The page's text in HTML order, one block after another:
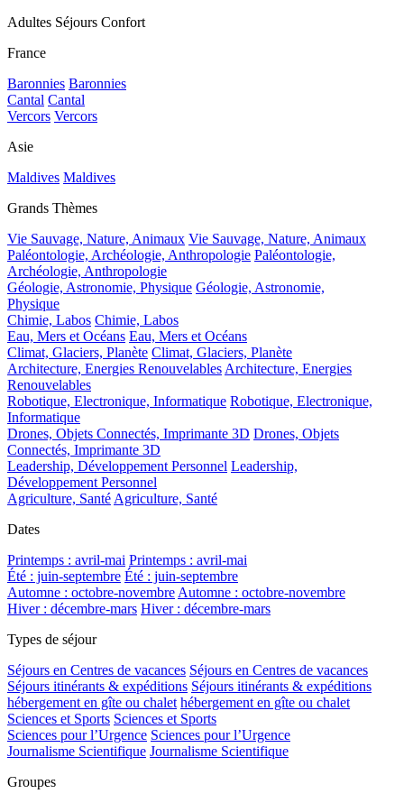
Adultes Séjours Confort
France
Baronnies Baronnies
Cantal Cantal
Vercors Vercors
Asie
Maldives Maldives
Grands Thèmes
Vie Sauvage, Nature, Animaux Vie Sauvage, Nature, Animaux
Paléontologie, Archéologie, Anthropologie Paléontologie,
Archéologie, Anthropologie
Géologie, Astronomie, Physique Géologie, Astronomie,
Physique
Chimie, Labos Chimie, Labos
Eau, Mers et Océans Eau, Mers et Océans
Climat, Glaciers, Planète Climat, Glaciers, Planète
Architecture, Energies Renouvelables Architecture, Energies
Renouvelables
Robotique, Electronique, Informatique Robotique, Electronique,
Informatique
Drones, Objets Connectés, Imprimante 3D Drones, Objets
Connectés, Imprimante 3D
Leadership, Développement Personnel Leadership,
Développement Personnel
Agriculture, Santé Agriculture, Santé
Dates
Printemps : avril-mai Printemps : avril-mai
Été : juin-septembre Été : juin-septembre
Automne : octobre-novembre Automne : octobre-novembre
Hiver : décembre-mars Hiver : décembre-mars
Types de séjour
Séjours en Centres de vacances Séjours en Centres de vacances
Séjours itinérants & expéditions Séjours itinérants & expéditions
hébergement en gîte ou chalet hébergement en gîte ou chalet
Sciences et Sports Sciences et Sports
Sciences pour l’Urgence Sciences pour l’Urgence
Journalisme Scientifique Journalisme Scientifique
Groupes